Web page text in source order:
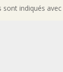
sont indiqués